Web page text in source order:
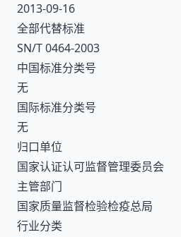
2013-09-16
全部代替标准
SN/T 0464-2003
中国标准分类号
无
国际标准分类号
无
归口单位
国家认证认可监督管理委员会
主管部门
国家质量监督检验检疫总局
行业分类